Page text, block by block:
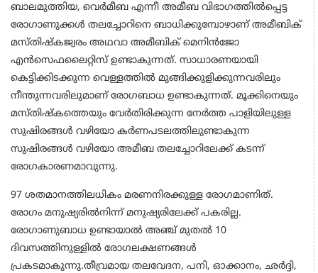
ബാലമുത്തിയ, വെർമീബ എന്നീ അമീബ വിഭാഗത്തിൽപ്പെട്ട
രോഗാണുക്കൾ തലച്ചോറിനെ ബാധിക്കുമ്പോഴാണ് അമീബിക്
മസ്തിഷ്കജ്വരം അഥവാ അമീബിക് മെനിൻജോ
എൻസെഫലൈറ്റിസ് ഉണ്ടാകുന്നത്. സാധാരണയായി
കെട്ടിക്കിടക്കുന്ന വെള്ളത്തിൽ മുങ്ങിക്കുളിക്കുന്നവരിലും
നീന്തുന്നവരിലുമാണ് രോഗബാധ ഉണ്ടാകുന്നത്. മൂക്കിനെയും
മസ്തിഷ്കത്തെയും വേർതിരിക്കുന്ന നേർത്ത പാളിയിലുള്ള
സുഷിരങ്ങൾ വഴിയോ കർണപടലത്തിലുണ്ടാകുന്ന
സുഷിരങ്ങൾ വഴിയോ അമീബ തലച്ചോറിലേക്ക് കടന്ന്
രോഗകാരണമാവുന്നു.
97 ശതമാനത്തിലധികം മരണനിരക്കുള്ള രോഗമാണിത്.
രോഗം മനുഷ്യരിൽനിന്ന്‌ മനുഷ്യരിലേക്ക് പകരില്ല.
രോഗാണുബാധ ഉണ്ടായാൽ അഞ്ച് മുതൽ 10
ദിവസത്തിനുള്ളിൽ രോഗലക്ഷണങ്ങൾ
പ്രകടമാകുന്നു.തീവ്രമായ തലവേദന, പനി, ഓക്കാനം, ഛർദ്ദി,